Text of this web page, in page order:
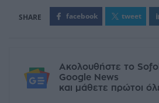
facebook tweet
Ακολουθήστε το
Google News
και μάθετε πρώτοι